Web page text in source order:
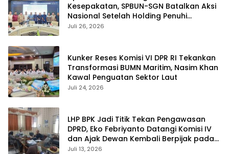
Kesepakatan, SPBUN-SGN Batalkan Aksi
Nasional Setelah Holding Penuhi
Sejumlah Aspirasi
Juli 26, 2026
Kunker Reses Komisi VI DPR RI Tekankan
Transformasi BUMN Maritim, Nasim Khan
Kawal Penguatan Sektor Laut
Juli 24, 2026
LHP BPK Jadi Titik Tekan Pengawasan
DPRD, Eko Febriyanto Datangi Komisi IV
dan Ajak Dewan Kembali Berpijak pada
Dokumen Resmi Negara
Juli 13, 2026